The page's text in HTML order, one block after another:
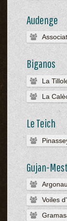
Audenge
Biganos
La
La
Le Teich
Gujan-
Voiles